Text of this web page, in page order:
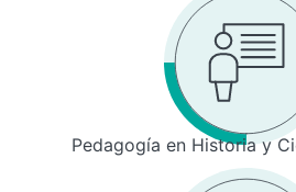
Pedagogía en Historia y